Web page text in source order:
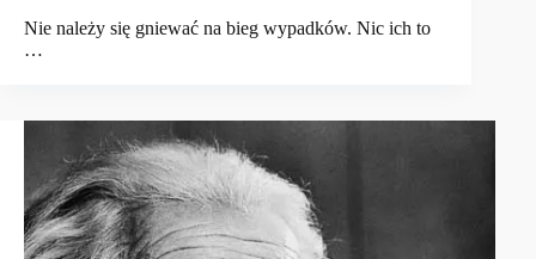
Nie należy się gniewać na bieg wypadków. Nic ich to
…